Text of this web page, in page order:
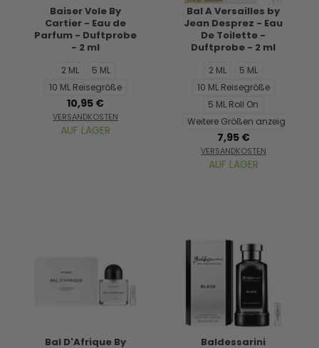
Baiser Vole By
Cartier - Eau de
Parfum - Duftprobe
- 2 ml
2 ML
5 ML
10 ML Reisegröße
10,95 €
VERSANDKOSTEN
AUF LAGER
Bal A Versailles by
Jean Desprez - Eau
De Toilette -
Duftprobe - 2 ml
2 ML
5 ML
10 ML Reisegröße
5 ML Roll On
Weitere Größen anzeigen...
7,95 €
VERSANDKOSTEN
AUF LAGER
Bal D'Afrique By
Baldessarini